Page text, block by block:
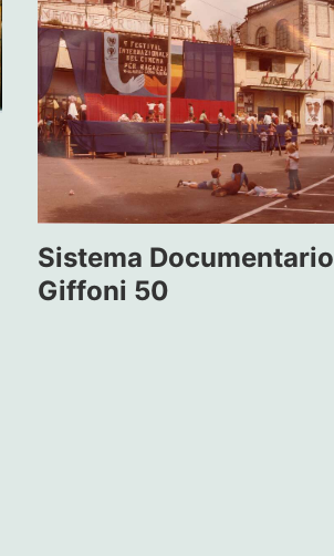
Sistema Documentario
Giffoni 50